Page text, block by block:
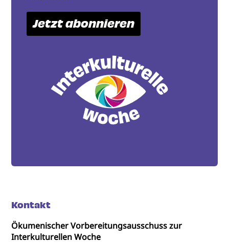
Jetzt abonnieren
Kontakt
Ökumenischer Vorbereitungsausschuss zur
Interkulturellen Woche